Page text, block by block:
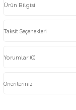
Ürün Bilgisi
Taksit Seçenekleri
Yorumlar (0)
Önerileriniz